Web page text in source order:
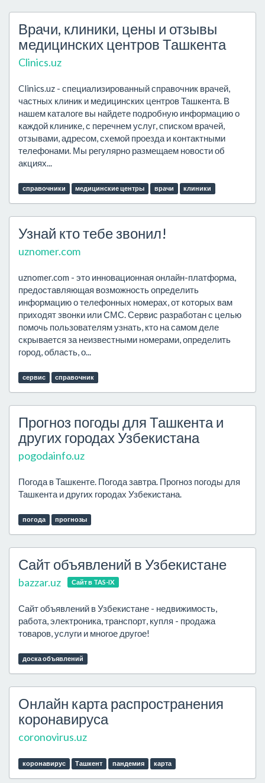
Врачи, клиники, цены и отзывы
медицинских центров Ташкента
Clinics.uz
Clinics.uz - специализированный справочник врачей,
частных клиник и медицинских центров Ташкента. В
нашем каталоге вы найдете подробную информацию о
каждой клинике, с перечнем услуг, списком врачей,
отзывами, адресом, схемой проезда и контактными
телефонами. Мы регулярно размещаем новости об
акциях...
справочники медицинские центры врачи клиники
Узнай кто тебе звонил!
uznomer.com
uznomer.com - это инновационная онлайн-платформа,
предоставляющая возможность определить
информацию о телефонных номерах, от которых вам
приходят звонки или СМС. Сервис разработан с целью
помочь пользователям узнать, кто на самом деле
скрывается за неизвестными номерами, определить
город, область, о...
сервис справочник
Прогноз погоды для Ташкента и
других городах Узбекистана
pogodainfo.uz
Погода в Ташкенте. Погода завтра. Прогноз погоды для
Ташкента и других городах Узбекистана.
погода прогнозы
Сайт объявлений в Узбекистане
bazzar.uz Сайт в TAS-IX
Сайт объявлений в Узбекистане - недвижимость,
работа, электроника, транспорт, купля - продажа
товаров, услуги и многое другое!
доска объявлений
Онлайн карта распространения
коронавируса
coronovirus.uz
коронавирус Ташкент пандемия карта